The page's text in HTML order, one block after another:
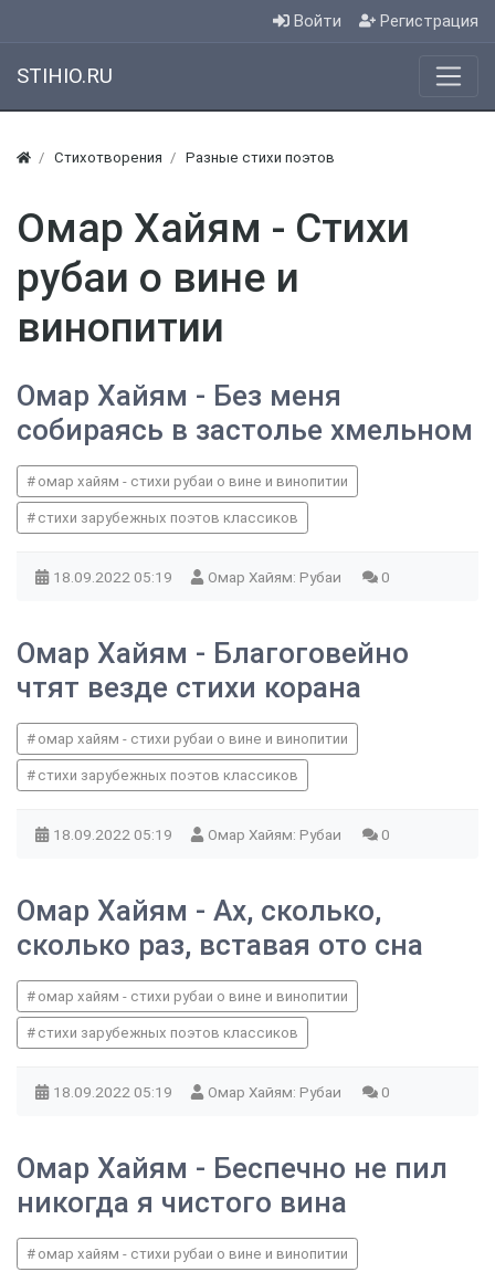
Войти Регистрация
STIHIO.RU
Стихотворения Разные стихи поэтов
Омар Хайям - Стихи
рубаи о вине и
винопитии
Омар Хайям - Без меня
собираясь в застолье хмельном
омар хайям - стихи рубаи о вине и винопитии
стихи зарубежных поэтов классиков
18.09.2022 05:19 Омар Хайям: Рубаи 0
Омар Хайям - Благоговейно
чтят везде стихи корана
омар хайям - стихи рубаи о вине и винопитии
стихи зарубежных поэтов классиков
18.09.2022 05:19 Омар Хайям: Рубаи 0
Омар Хайям - Ах, сколько,
сколько раз, вставая ото сна
омар хайям - стихи рубаи о вине и винопитии
стихи зарубежных поэтов классиков
18.09.2022 05:19 Омар Хайям: Рубаи 0
Омар Хайям - Беспечно не пил
никогда я чистого вина
омар хайям - стихи рубаи о вине и винопитии